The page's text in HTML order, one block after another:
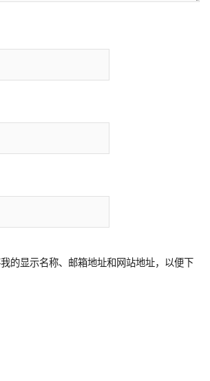
的显示名称、邮箱地址和网站地址，以便下